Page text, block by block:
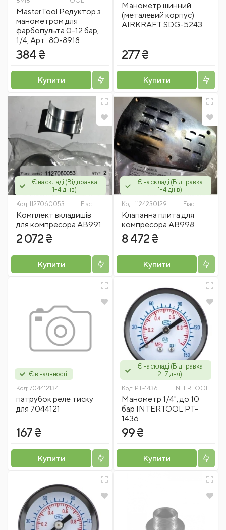
MasterTool Редуктор з
манометром для
фарбопульта 0-12 бар,
1/4, Арт.: 80-8918
384 ₴
Купити
Манометр шинний
(металевий корпус)
AIRKRAFT SDG-5243
277 ₴
Купити
Є на складі (Відправка
1-4 днів)
Код: 1127060053 Fiac
Комплект вкладишів
для компресора АВ991
2 072 ₴
Купити
Є на складі (Відправка
1-4 днів)
Код: 1124230129 Fiac
Клапанна плита для
компресора АВ998
8 472 ₴
Купити
Є в наявності
Код: 704412134
патрубок реле тиску
для 7044121
167 ₴
Купити
Є на складі (Відправка
2-7 дня)
Код: PT-1436 INTERTOOL
Манометр 1/4", до 10
бар INTERTOOL PT-
1436
99 ₴
Купити